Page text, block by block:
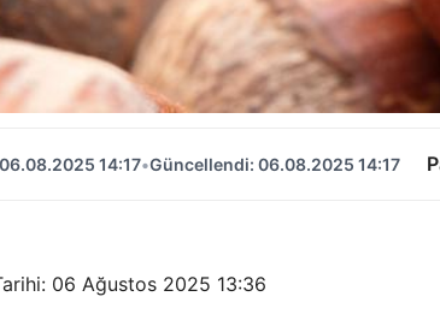
06.08.2025 14:17•Güncellendi: 06.08.2025 14:17
06 Ağustos 2025 13:36